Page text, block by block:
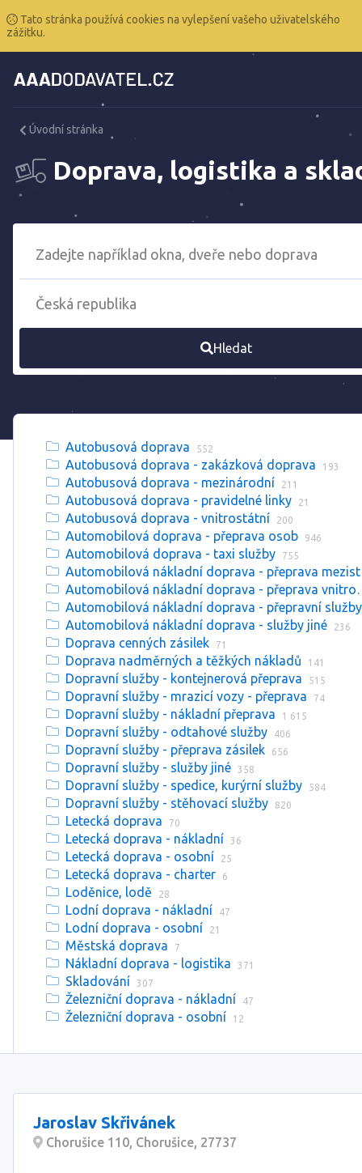
Tato stránka používá cookies na vylepšení vašeho uživatelského
zážitku.
Úvodní stránka
Doprava, logistika a
Hledat
Autobusová doprava 552
Autobusová doprava - zakázková doprava 193
Autobusová doprava - mezinárodní 211
Autobusová doprava - pravidelné linky 21
Autobusová doprava - vnitrostátní 200
Automobilová doprava - přeprava osob 946
Automobilová doprava - taxi služby 755
Automobilová nákladní doprava - přepravní služby
Automobilová nákladní doprava - služby jiné
236
Doprava cenných zásilek 71
Doprava nadměrných a těžkých nákladů 141
Dopravní služby - kontejnerová přeprava 515
Dopravní služby - mrazicí vozy - přeprava 74
Dopravní služby - nákladní přeprava 1 615
Dopravní služby - odtahové služby 406
Dopravní služby - přeprava zásilek 656
Dopravní služby - služby jiné 358
Dopravní služby - spedice, kurýrní služby 584
Dopravní služby - stěhovací služby 820
Letecká doprava 70
Letecká doprava - nákladní 36
Letecká doprava - osobní 25
Letecká doprava - charter 6
Loděnice, lodě 28
Lodní doprava - nákladní 47
Lodní doprava - osobní 21
Městská doprava 7
Nákladní doprava - logistika 371
Skladování 307
Železniční doprava - nákladní 47
Železniční doprava - osobní 12
Jaroslav Skřivánek
Chorušice 110, Chorušice, 27737